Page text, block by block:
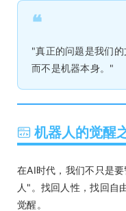
❝
"真正的问题是我们
而不是机器本身。"
机器人的觉醒
在AI时代，我们不只是
人"。找回人性，找回自
觉醒。